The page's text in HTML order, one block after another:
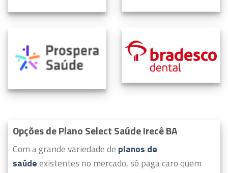
Opções de Plano Select Saúde Irecê BA
Com a grande variedade de planos de
saúdeexistentes no mercado, só paga caro quem